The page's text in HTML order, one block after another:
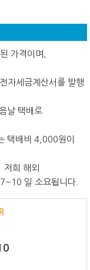
가격이며,
자세금계산서를 발행
날 택배로
택배비 4,000원이
저희 해외
일 소요됩니다.